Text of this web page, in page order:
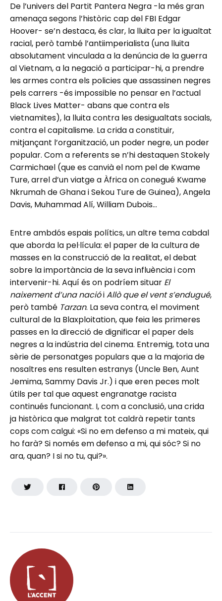
De l’univers del Partit Pantera Negra -la més gran
amenaça segons l’històric cap del FBI Edgar
Hoover- se’n destaca, és clar, la lluita per la igualtat
racial, però també l’antiimperialista (una lluita
absolutament vinculada a la denúncia de la guerra
al Vietnam, a la negació a participar-hi, a prendre
les armes contra els policies que assassinen negres
pels carrers -és impossible no pensar en l’actual
Black Lives Matter- abans que contra els
vietnamites), la lluita contra les desigualtats socials,
contra el capitalisme. La crida a constituir,
mitjançant l’organització, un poder negre, un poder
popular. Com a referents se n’hi destaquen Stokely
Carmichael (que es canvià el nom pel de Kwame
Ture, arrel d’un viatge a Àfrica on conegué Kwame
Nkrumah de Ghana i Sekou Ture de Guinea), Angela
Davis, Muhammad Alí, William Dubois…
Entre ambdós espais polítics, un altre tema cabdal
que aborda la pel·lícula: el paper de la cultura de
masses en la construcció de la realitat, el debat
sobre la importància de la seva influència i com
intervenir-hi. Aquí és on podríem situar El
naixement d’una nacióiAllò que el vent s’endugué,
però també Tarzan. La seva contra, el moviment
cultural de la Blaxploitation, que feia les primeres
passes en la direcció de dignificar el paper dels
negres a la indústria del cinema. Entremig, tota una
sèrie de personatges populars que a la majoria de
nosaltres ens resulten estranys (Uncle Ben, Aunt
Jemima, Sammy Davis Jr.) i que eren peces molt
útils per tal que aquest engranatge racista
continués funcionant. I, com a conclusió, una crida
ja històrica que malgrat tot caldrà repetir tants
cops com calgui: «Si no em defenso a mi mateix, qui
ho farà? Si només em defenso a mi, qui sóc? Si no
ara, quan? I si no tu, qui?».